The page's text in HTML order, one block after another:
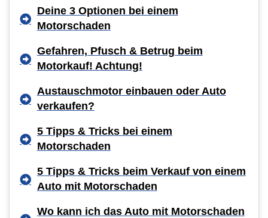
Deine 3 Optionen bei einem
Motorschaden
Gefahren, Pfusch & Betrug beim
Motorkauf! Achtung!
Austauschmotor einbauen oder Auto
verkaufen?
5 Tipps & Tricks bei einem
Motorschaden
5 Tipps & Tricks beim Verkauf von einem
Auto mit Motorschaden
Wo kann ich das Auto mit Motorschaden